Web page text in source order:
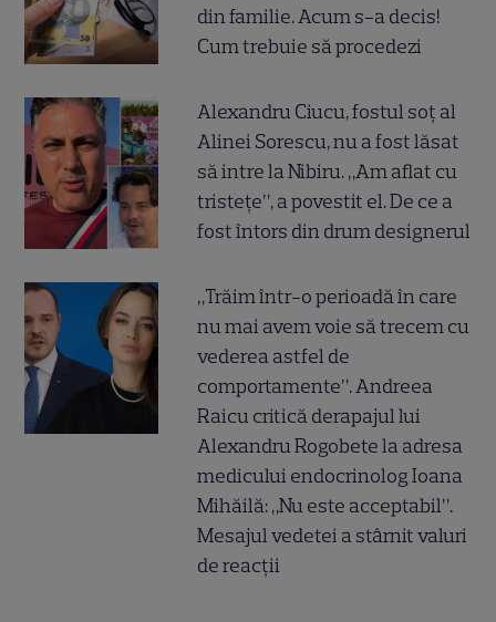
din familie. Acum s-a decis!
Cum trebuie să procedezi
Alexandru Ciucu, fostul soț al
Alinei Sorescu, nu a fost lăsat
să intre la Nibiru. „Am aflat cu
tristețe”, a povestit el. De ce a
fost întors din drum designerul
„Trăim într-o perioadă în care
nu mai avem voie să trecem cu
vederea astfel de
comportamente”. Andreea
Raicu critică derapajul lui
Alexandru Rogobete la adresa
medicului endocrinolog Ioana
Mihăilă: „Nu este acceptabil”.
Mesajul vedetei a stârnit valuri
de reacții